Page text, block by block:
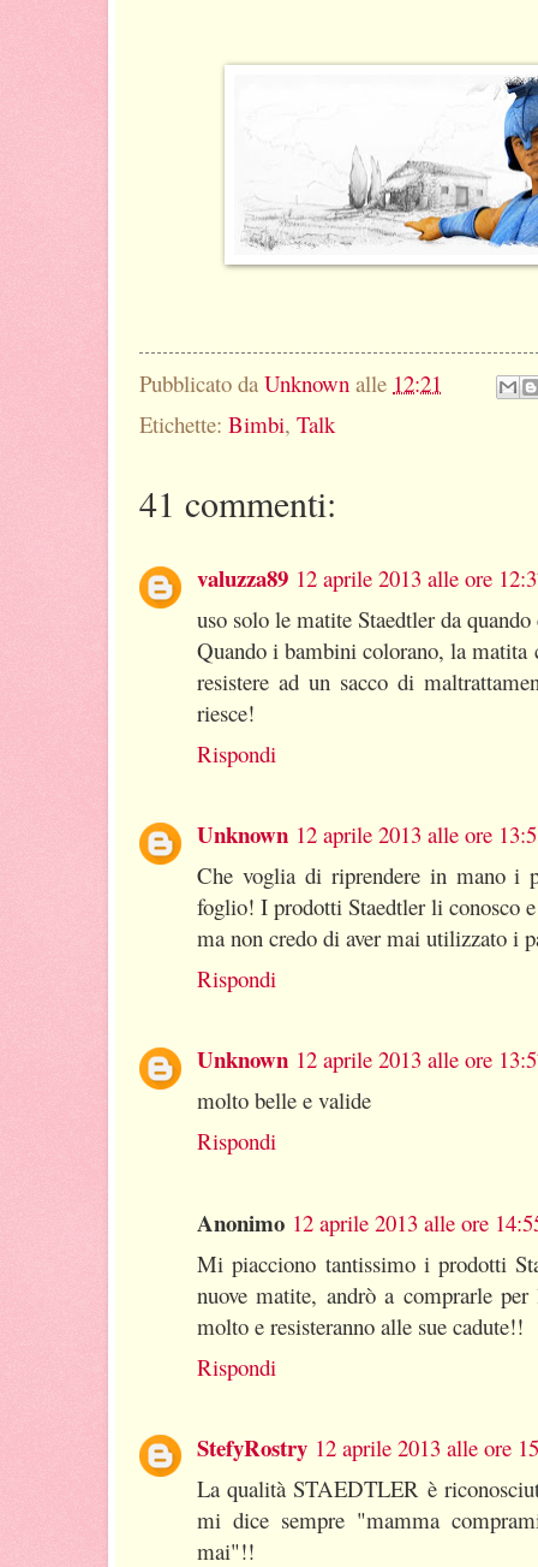
Pubblicato da Unknown alle 12:21
Etichette: Bimbi, Talk
41 commenti:
valuzza89 12 aprile 2013 alle ore
uso solo le matite Staedtler da
Quando i bambini colorano, la matita
resistere ad un sacco di
riesce!
Rispondi
Unknown 12 aprile 2013 alle ore
Che voglia di riprendere in mano i
foglio! I prodotti Staedtler li conosco
ma non credo di aver mai utilizzato i
Rispondi
Unknown 12 aprile 2013 alle ore
molto belle e valide
Rispondi
Anonimo 12 aprile 2013 alle ore
Mi piacciono tantissimo i prodotti
nuove matite, andrò a comprarle
molto e resisteranno alle sue cadute!!
Rispondi
StefyRostry 12 aprile 2013 alle ore
La qualità STAEDTLER è
mi dice sempre "mamma
mai"!!